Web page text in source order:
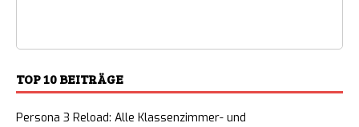
TOP 10 BEITRÄGE
Persona 3 Reload: Alle Klassenzimmer- und